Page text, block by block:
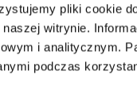
pliki cookie
naszej witrynie.
i analitycznym.
podczas